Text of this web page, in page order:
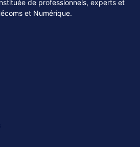
de professionnels, experts et
et Numérique.